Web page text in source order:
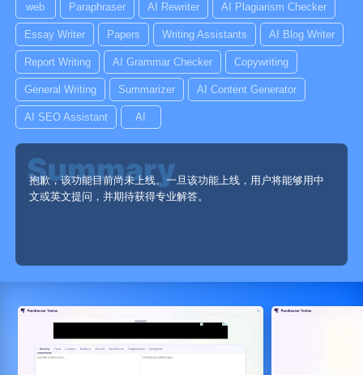
web Paraphraser AI Rewriter AI Plagiarism Checker
Essay Writer Papers Writing Assistants AI Blog Writer
Report Writing AI Grammar Checker Copywriting
General Writing Summarizer AI Content Generator
AI SEO Assistant AI
抱歉，该功能目前尚未上线。一旦该功能上线，用户将能够用中
文或英文提问，并期待获得专业解答。